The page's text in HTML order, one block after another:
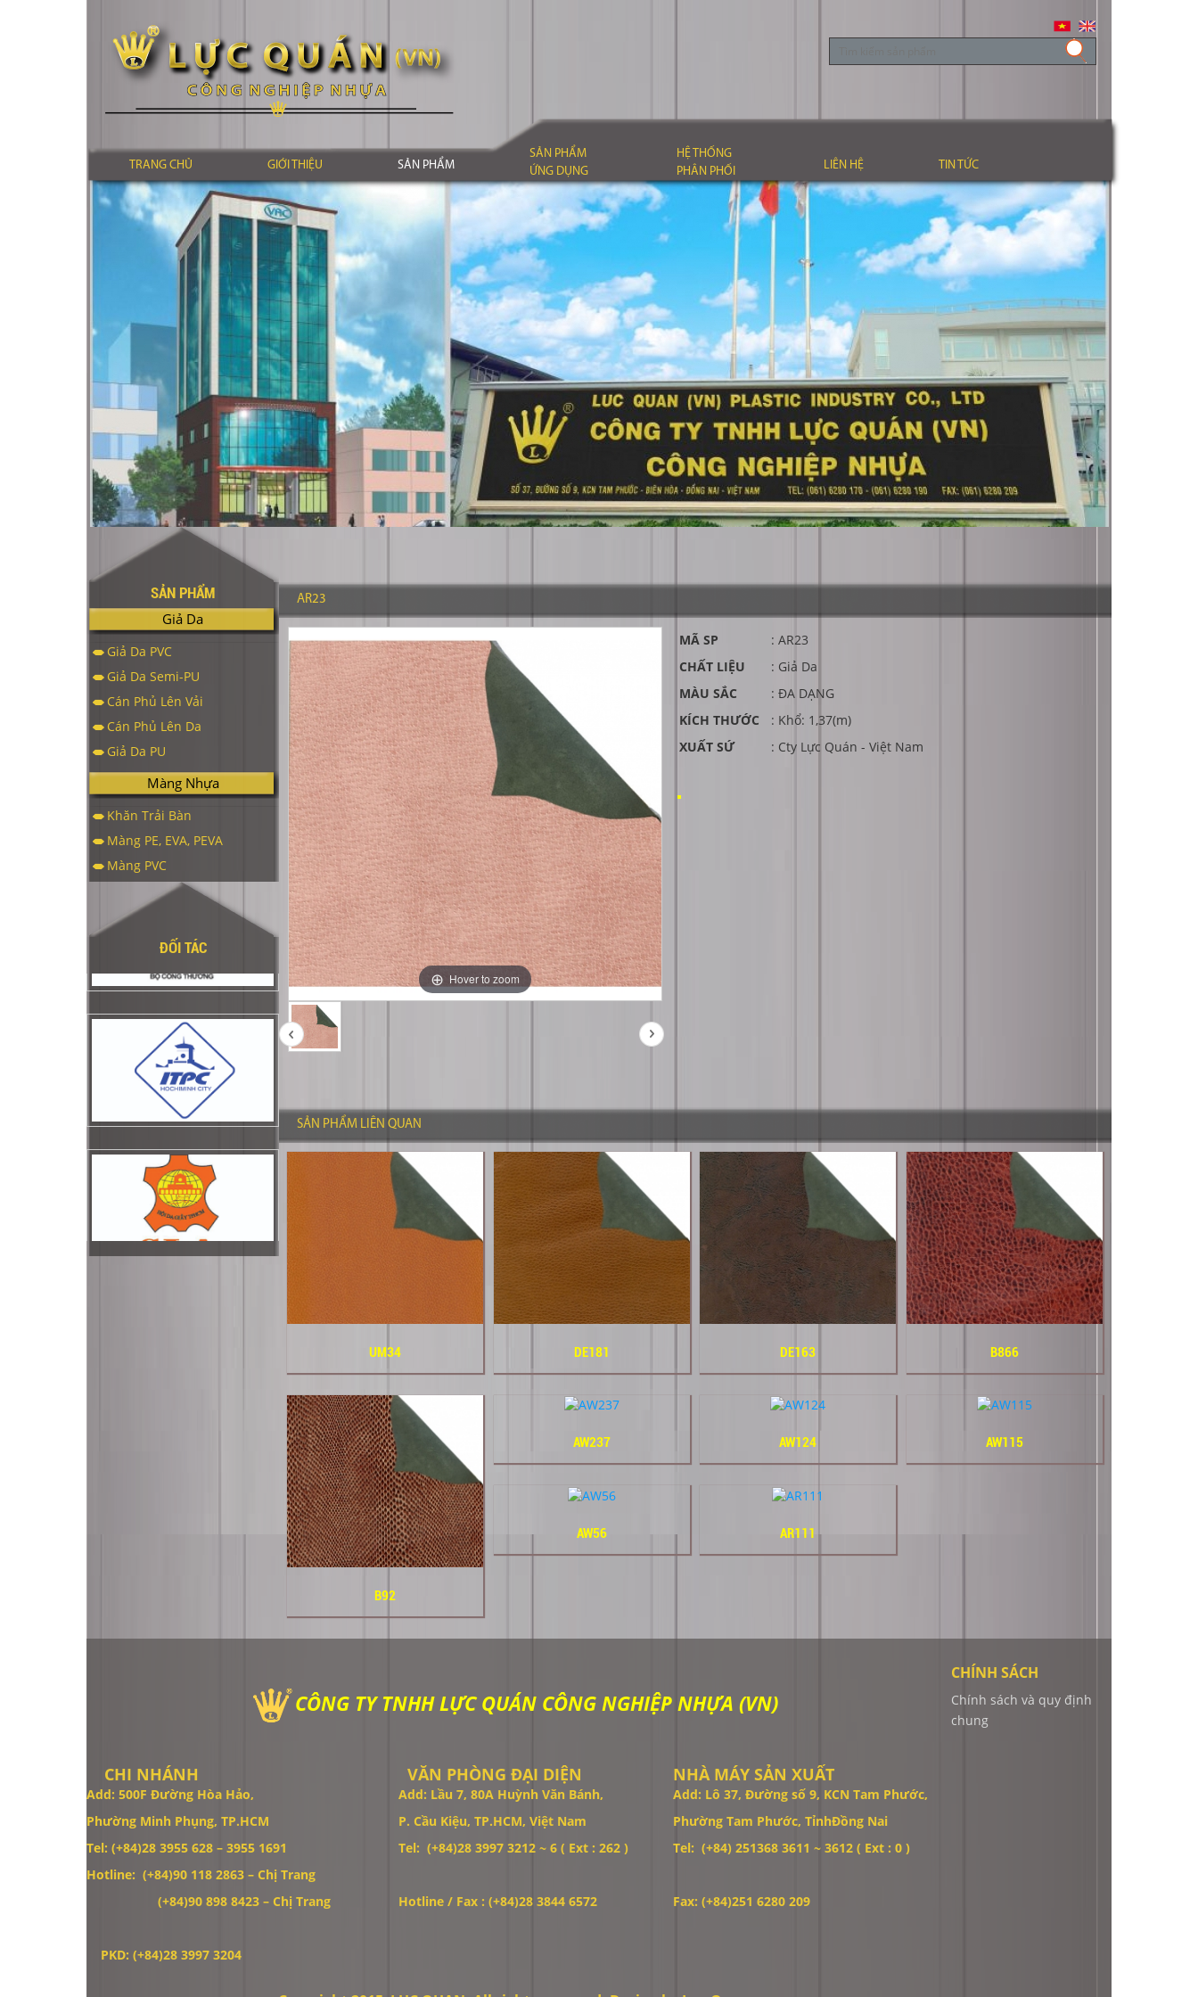
TRANG CHỦ GIỚI THIỆU SẢN PHẨM
SẢN PHẨM
ỨNG DỤNG
HỆ THỐNG
PHÂN PHỐI
LIÊN HỆ TIN TỨC
SẢN PHẨM
Giả Da
Giả Da PVC
Giả Da Semi-PU
Cán Phủ Lên Vải
Cán Phủ Lên Da
Giả Da PU
Màng Nhựa
Khăn Trải Bàn
Màng PE, EVA, PEVA
Màng PVC
ĐỐI TÁC
AR23
Hover to zoom
MÃ SP
: AR23
CHẤT LIỆU
: Giả Da
MÀU SẮC
: ĐA DẠNG
KÍCH THƯỚC
: Khổ: 1,37(m)
XUẤT SỨ
: Cty Lực Quán - Việt Nam
SẢN PHẨM LIÊN QUAN
UM34 DE181 DE163 B866
B92
AW237 AW124 AW115
AW56 AR111
CÔNG TY TNHH LỰC QUÁN CÔNG NGHIỆP NHỰA (VN)
CHI NHÁNH VĂN PHÒNG ĐẠI DIỆN NHÀ MÁY SẢN XUẤT
Add: 500F Đường Hòa Hảo,
Phường Minh Phụng, TP.HCM
Add: Lầu 7, 80A Huỳnh Văn Bánh,
P. Cầu Kiệu, TP.HCM, Việt Nam
Add: Lô 37, Đường số 9, KCN Tam Phước,
Phường Tam Phước, TỉnhĐồng Nai
Tel: (+84)28 3955 628 – 3955 1691
Tel: (+84)28 3997 3212 ~ 6 ( Ext : 262 ) Tel: (+84) 251368 3611 ~ 3612 ( Ext : 0 )
Hotline: (+84)90 118 2863 – Chị Trang
(+84)90 898 8423 – Chị Trang Hotline / Fax : (+84)28 3844 6572 Fax: (+84)251 6280 209
PKD: (+84)28 3997 3204
CHÍNH SÁCH
Chính sách và quy định
chung